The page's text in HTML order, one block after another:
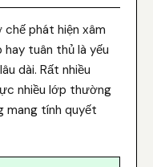
phát hiện xâm
tuân thủ là yếu
dài. Rất nhiều
nhiều lớp thường
mang tính quyết